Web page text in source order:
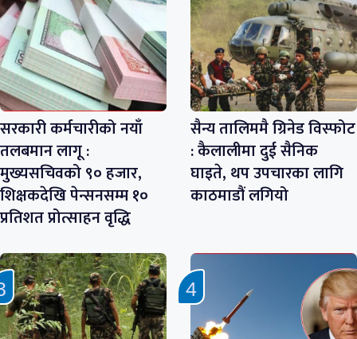
सरकारी कर्मचारीको नयाँ
तलबमान लागू :
मुख्यसचिवको ९० हजार,
शिक्षकदेखि पेन्सनसम्म १०
प्रतिशत प्रोत्साहन वृद्धि
सैन्य तालिममै ग्रिनेड विस्फोट
: कैलालीमा दुई सैनिक
घाइते, थप उपचारका लागि
काठमाडौं लगियो